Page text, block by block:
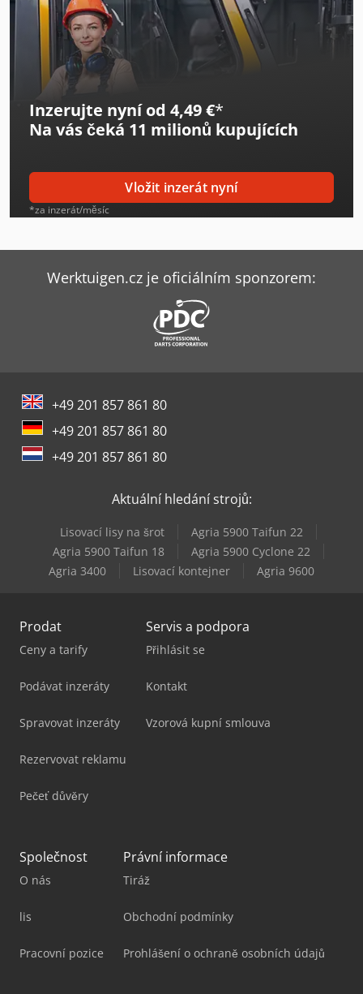
Hitachi Zx140W-6
Hitachi Zx19-6
Hitachi Zx210-6
Hitachi Zx210Lc-6
Hitachi Zx300Lc-6
Hitachi Zx33U-6
Hitachi Zx55U-6
Komatsu Hb365Lc-3
Komatsu Wa480-6
Kubota U56-5
Weinbrenner Tsv 6/3050
Inzerujte nyní od 4,49 €*
Na vás čeká 11 milionů kupujících
Vložit inzerát nyní
*za inzerát/měsíc
Werktuigen.cz je oficiálním sponzorem:
+49 201 857 861 80
+49 201 857 861 80
+49 201 857 861 80
Aktuální hledání strojů:
Lisovací lisy na šrot
Agria 5900 Taifun 22
Agria 5900 Taifun 18
Agria 5900 Cyclone 22
Agria 3400
Lisovací kontejner Agria 9600
Prodat
Ceny a tarify
Podávat inzeráty
Spravovat inzeráty
Rezervovat reklamu
Pečeť důvěry
Servis a podpora
Přihlásit se
Kontakt
Vzorová kupní smlouva
Společnost
O nás
lis
Pracovní pozice
Právní informace
Tiráž
Obchodní podmínky
Prohlášení o ochraně osobních údajů